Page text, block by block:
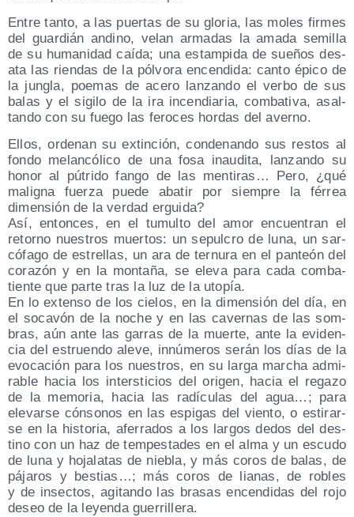
Entre tan­to, a las puer­tas de su glo­ria, las moles fir­mes
del guar­dián andino, velan arma­das la ama­da semi­lla
de su huma­ni­dad caí­da; una estam­pi­da de sue­ños des­
ata las rien­das de la pól­vo­ra encen­di­da: can­to épi­co de
la jun­gla, poe­mas de ace­ro lan­zan­do el ver­bo de sus
balas y el sigi­lo de la ira incen­dia­ria, com­ba­ti­va, asal­
tan­do con su fue­go las fero­ces hor­das del averno.
Ellos, orde­nan su extin­ción, con­de­nan­do sus res­tos al
fon­do melan­có­li­co de una fosa inau­di­ta, lan­zan­do su
honor al pútri­do fan­go de las men­ti­ras… Pero, ¿qué
malig­na fuer­za pue­de aba­tir por siem­pre la férrea
dimen­sión de la ver­dad erguida?
Así, enton­ces, en el tumul­to del amor encuen­tran el
retorno nues­tros muer­tos: un sepul­cro de luna, un sar­
có­fa­go de estre­llas, un ara de ter­nu­ra en el pan­teón del
cora­zón y en la mon­ta­ña, se ele­va para cada com­ba­
tien­te que par­te tras la luz de la utopía.
En lo exten­so de los cie­los, en la dimen­sión del día, en
el soca­vón de la noche y en las caver­nas de las som­
bras, aún ante las garras de la muer­te, ante la evi­den­
cia del estruen­do ale­ve, innú­me­ros serán los días de la
evo­ca­ción para los nues­tros, en su lar­ga mar­cha admi­
ra­ble hacia los inters­ti­cios del ori­gen, hacia el rega­zo
de la memo­ria, hacia las radí­cu­las del agua…; para
ele­var­se cón­so­nos en las espi­gas del vien­to, o esti­rar­
se en la his­to­ria, afe­rra­dos a los lar­gos dedos del des­
tino con un haz de tem­pes­ta­des en el alma y un escu­do
de luna y hoja­la­tas de nie­bla, y más coros de balas, de
pája­ros y bes­tias…; más coros de lia­nas, de robles
y de insec­tos, agi­tan­do las bra­sas encen­di­das del rojo
deseo de la leyen­da guerrillera.